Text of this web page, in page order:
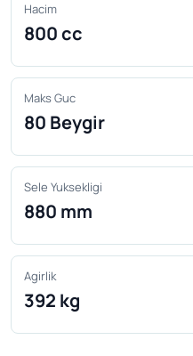
Hacim
800 cc
Maks Guc
80 Beygir
Sele Yuksekligi
880 mm
Agirlik
392 kg